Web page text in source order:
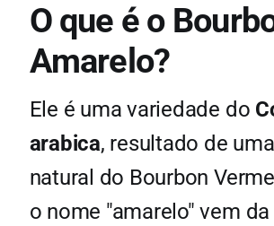
O que é o
Amarelo?
Ele é uma variedade do
arabica, resultado de
natural do Bourbon
o nome "amarelo" vem